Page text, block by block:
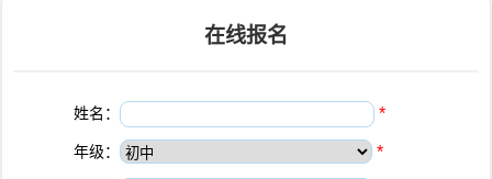
在线报名
姓名： *
年级： *